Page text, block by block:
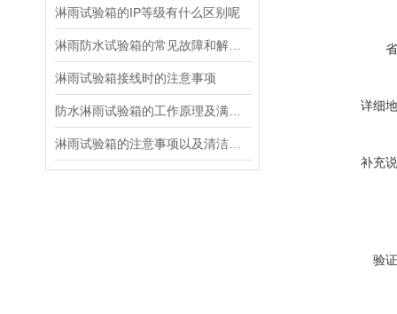
淋雨试验箱的IP等级有什么区别呢
淋雨试验箱接线时的注意事项
详细
补充
验